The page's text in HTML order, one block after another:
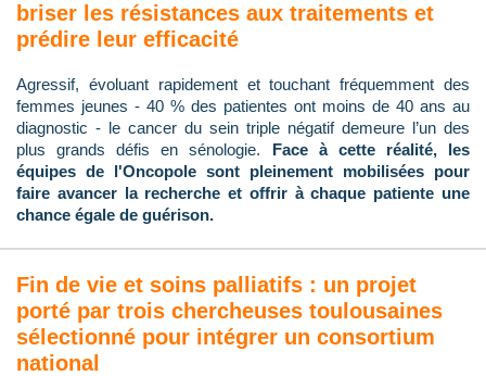
briser les résistances aux traitements et
prédire leur efficacité
Agressif, évoluant rapidement et touchant fréquemment des
femmes jeunes - 40 % des patientes ont moins de 40 ans au
diagnostic - le cancer du sein triple négatif demeure l’un des
plus grands défis en sénologie. Face à cette réalité, les
équipes de l'Oncopole sont pleinement mobilisées pour
faire avancer la recherche et offrir à chaque patiente une
chance égale de guérison.
Fin de vie et soins palliatifs : un projet
porté par trois chercheuses toulousaines
sélectionné pour intégrer un consortium
national